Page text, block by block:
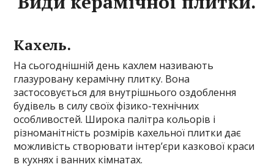
Кахель.
На сьогоднішній день кахлем називають
глазуровану керамічну плитку. Вона
застосовується для внутрішнього оздоблення
будівель в силу своїх фізико-технічних
особливостей. Широка палітра кольорів і
різноманітність розмірів кахельної плитки дає
можливість створювати інтер’єри казкової краси
в кухнях і ванних кімнатах.